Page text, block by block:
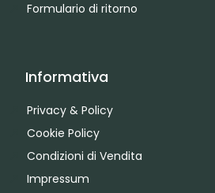
Formulario di ritorno
Informativa
Privacy & Policy
Cookie Policy
Condizioni di Vendita
Impressum